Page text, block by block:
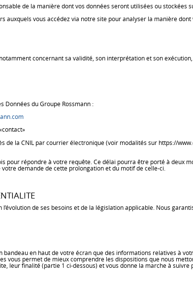
de la manière dont vos données seront utilisées ou stockées
auxquels vous accédez via notre site pour analyser la manière
concernant sa validité, son interprétation et son
Données du Groupe Rossmann :
de la CNIL par courrier électronique (voir modalités sur https://
pour répondre à votre requête. Ce délai pourra être porté à deux
demande de cette prolongation et du motif de celle-ci.
de ses besoins et de la législation applicable. Nous
en haut de votre écran que des informations relatives à
vous permet de mieux comprendre les dispositions que nous
leur finalité (partie 1 ci-dessous) et vous donne la marche à